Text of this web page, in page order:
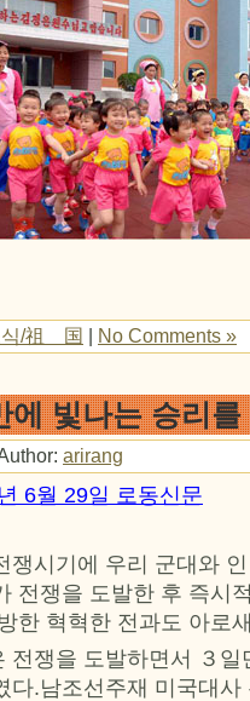
식/祖 国 No Comments »
에 빛나는 승리
arirang
6월 29일 로동신문
쟁시기에 우리 군대와
전쟁을 도발한 후 즉시
한 혁혁한 전과도 아로
전쟁을 도발하면서 ３
다.남조선주재 미국대